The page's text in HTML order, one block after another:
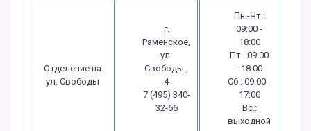
Отделение на
ул. Свободы
г.
Раменское,
ул.
Свободы ,
4
7 (495) 340-
32-66
Пн.-Чт.:
09:00 -
18:00
Пт.: 09:00
- 18:00
Сб.: 09:00 -
17:00
Вс.:
выходной